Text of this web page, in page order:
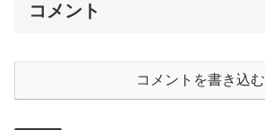
コメント
コメントを書き込む